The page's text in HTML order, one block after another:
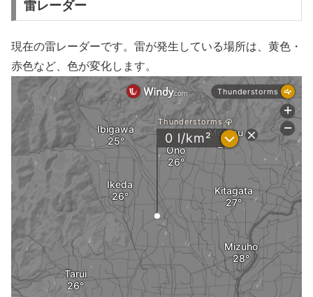
雷レーダー
現在の雷レーダーです。雷が発生している場所は、黄色・
赤色など、色が変化します。